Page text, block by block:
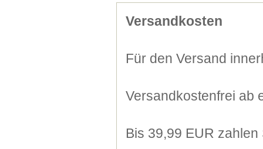
Versandkosten
Für den Versand
Versandkostenfrei ab
Bis 39,99 EUR